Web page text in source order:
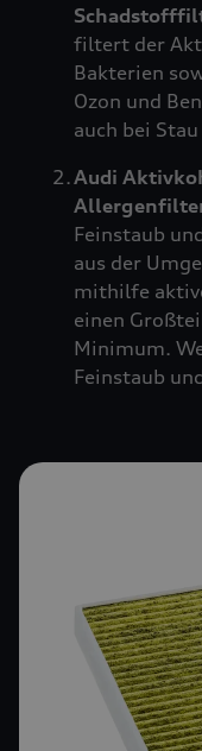
filtert der
Bakterien
Ozon und
auch bei
Audi
Feinstaub
aus der
mithilfe
einen
Minimum.
Feinstaub